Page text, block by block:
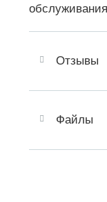
Отзывы
Файлы